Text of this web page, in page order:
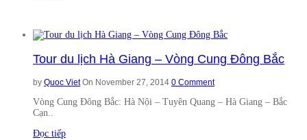
Tour du lịch Hà Giang – Vòng Cung Đông Bắc
by Quoc Viet On November 27, 2014 0 Comment
Vòng Cung Đông Bắc: Hà Nội – Tuyên Quang – Hà Giang – Bắc
Cạn..
Đọc tiếp